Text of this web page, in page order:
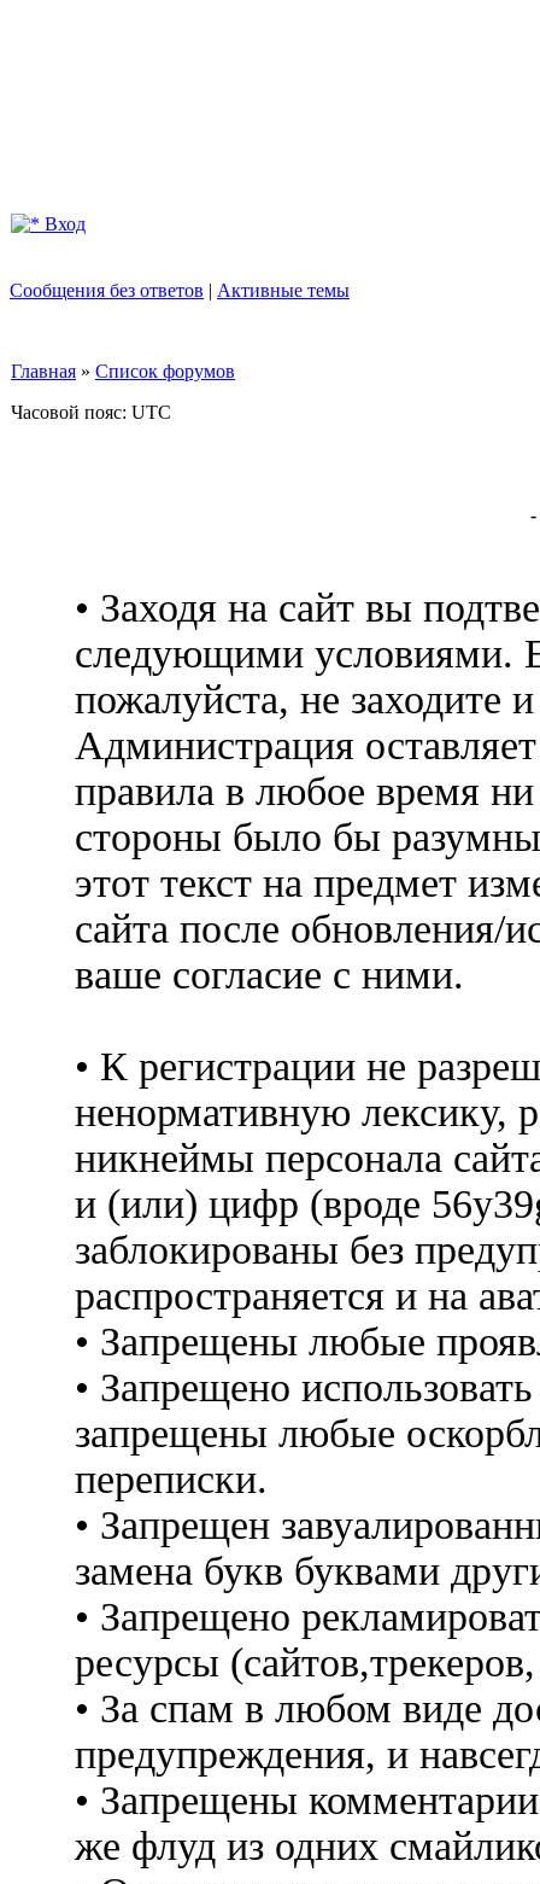
Вход
Сообщения без ответов | Активные темы
Главная » Список форумов
Часовой пояс: UTC
-
• Заходя на сайт вы
следующими условиями.
пожалуйста, не заходите
Администрация
правила в любое время
стороны было бы
этот текст на предмет
сайта после обновления/
ваше согласие с ними.
• К регистрации не
ненормативную лексику,
никнеймы персонала
и (или) цифр (вроде
заблокированы без
распространяется и на
• Запрещены любые
• Запрещено
запрещены любые
переписки.
• Запрещен
замена букв буквами
• Запрещено
ресурсы
• За спам в любом виде
предупреждения, и
• Запрещены
же флуд из одних